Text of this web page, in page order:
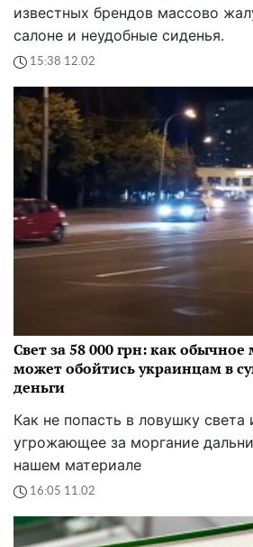
известных брендов массово
салоне и неудобные сиденья.
15:38 12.02
Свет за 58 000 грн: как
может обойтись украинцам в
деньги
Как не попасть в ловушку света
угрожающее за моргание
нашем материале
16:05 11.02